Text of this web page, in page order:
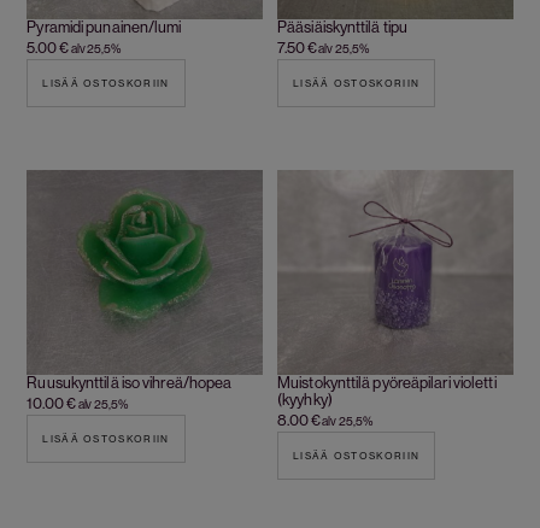
Pyramidi punainen/lumi
5.00€alv 25,5%
LISÄÄ OSTOSKORIIN
Pääsiäiskynttilä tipu
7.50€alv 25,5%
LISÄÄ OSTOSKORIIN
Ruusukynttilä iso vihreä/hopea
10.00€alv 25,5%
LISÄÄ OSTOSKORIIN
Muistokynttilä pyöreäpilari violetti
(kyyhky)
8.00€alv 25,5%
LISÄÄ OSTOSKORIIN